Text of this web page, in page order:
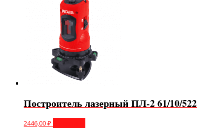
Построитель лазерный ПЛ-2 61/10/522
2446,00₽